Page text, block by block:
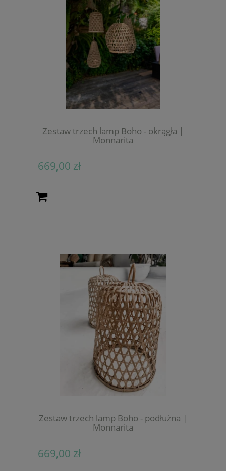
Zestaw trzech lamp Boho - okrągła |
Monnarita
669,00 zł
Zestaw trzech lamp Boho - podłużna |
Monnarita
669,00 zł